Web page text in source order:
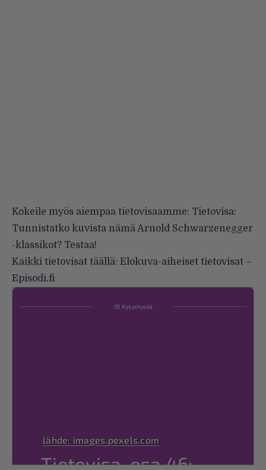
Kokeile myös aiempaa tietovisaamme: Tietovisa:
Tunnistatko kuvista nämä Arnold Schwarzenegger
-klassikot? Testaa!
Kaikki tietovisat täällä: Elokuva-aiheiset tietovisat –
Episodi.fi